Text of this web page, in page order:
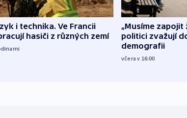
i technika. Ve Francii
hasiči z různých zemí
„Musíme zapojit
politici zvažují
demografii
včera v 16:00